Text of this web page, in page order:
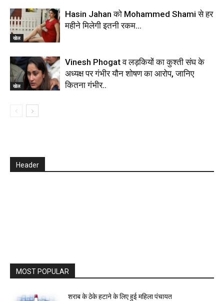
खेल
Hasin Jahan को Mohammed Shami से हर
महीने मिलेगी इतनी रकम…
खेल
Vinesh Phogat व लड़कियों का कुश्ती संघ के
अध्यक्ष पर गंभीर यौन शोषण का आरोप, जानिए
कितना गंभीर..
Header
MOST POPULAR
शराब के ठेके हटाने के लिए हुई महिला पंचायत